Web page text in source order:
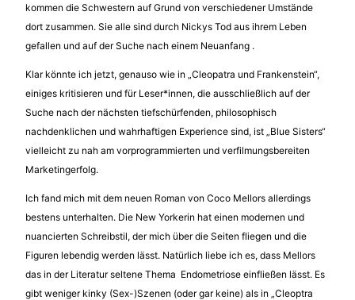
kommen die Schwestern auf Grund von verschiedener Umstände
dort zusammen. Sie alle sind durch Nickys Tod aus ihrem Leben
gefallen und auf der Suche nach einem Neuanfang .
Klar könnte ich jetzt, genauso wie in „Cleopatra und Frankenstein“,
einiges kritisieren und für Leser*innen, die ausschließlich auf der
Suche nach der nächsten tiefschürfenden, philosophisch
nachdenklichen und wahrhaftigen Experience sind, ist „Blue Sisters“
vielleicht zu nah am vorprogrammierten und verfilmungsbereiten
Marketingerfolg.
Ich fand mich mit dem neuen Roman von Coco Mellors allerdings
bestens unterhalten. Die New Yorkerin hat einen modernen und
nuancierten Schreibstil, der mich über die Seiten fliegen und die
Figuren lebendig werden lässt. Natürlich liebe ich es, dass Mellors
das in der Literatur seltene Thema Endometriose einfließen lässt. Es
gibt weniger kinky (Sex-)Szenen (oder gar keine) als in „Cleoptra